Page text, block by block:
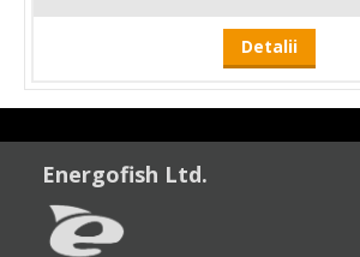
Detalii
Energofish Ltd.